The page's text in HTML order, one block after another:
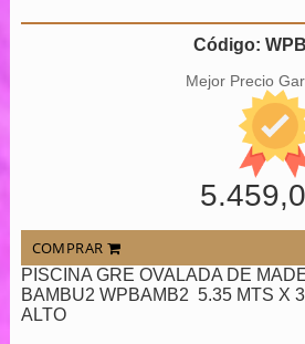
Código:
Mejor Precio
COMPRAR
PISCINA GRE OVALADA DE
BAMBU2 WPBAMB2 5.35 MTS X
ALTO